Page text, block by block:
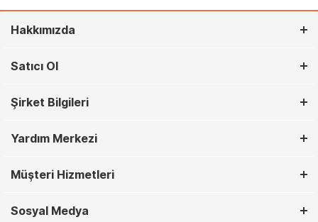
Hakkımızda
Satıcı Ol
Şirket Bilgileri
Yardım Merkezi
Müşteri Hizmetleri
Sosyal Medya